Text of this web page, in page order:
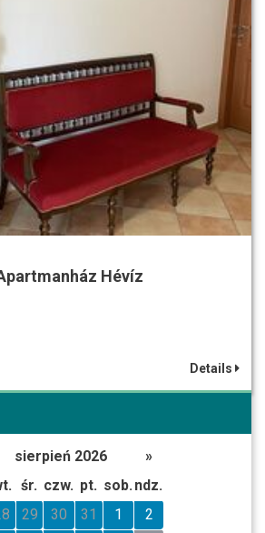
Hévíz
Details
sierpień 2026
»
śr. czw. pt. sob. ndz.
29 30 31 1
2